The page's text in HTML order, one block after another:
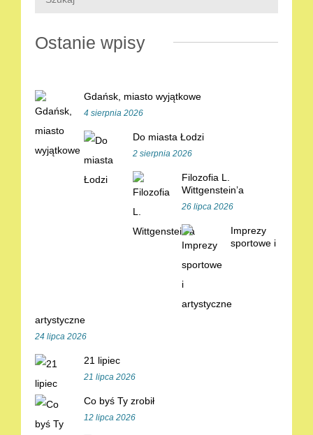
Ostanie wpisy
Gdańsk, miasto wyjątkowe
4 sierpnia 2026
Do miasta Łodzi
2 sierpnia 2026
Filozofia L.
Wittgenstein’a
26 lipca 2026
Imprezy
sportowe i
artystyczne
24 lipca 2026
21 lipiec
21 lipca 2026
Co byś Ty zrobił
12 lipca 2026